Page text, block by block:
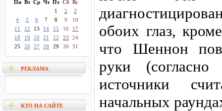
Пн Вт Ср Чт Пт Сб Вс
1
2
3
4
5 6 7 8 9
10
11
12 13 14 15 16
17
18
19 20 21 22 23
24
25
26 27 28 29 30 31
РЕКЛАМА
КТО НА САЙТЕ
обоих глаз,
что Шеннон
руки
источники
начальных